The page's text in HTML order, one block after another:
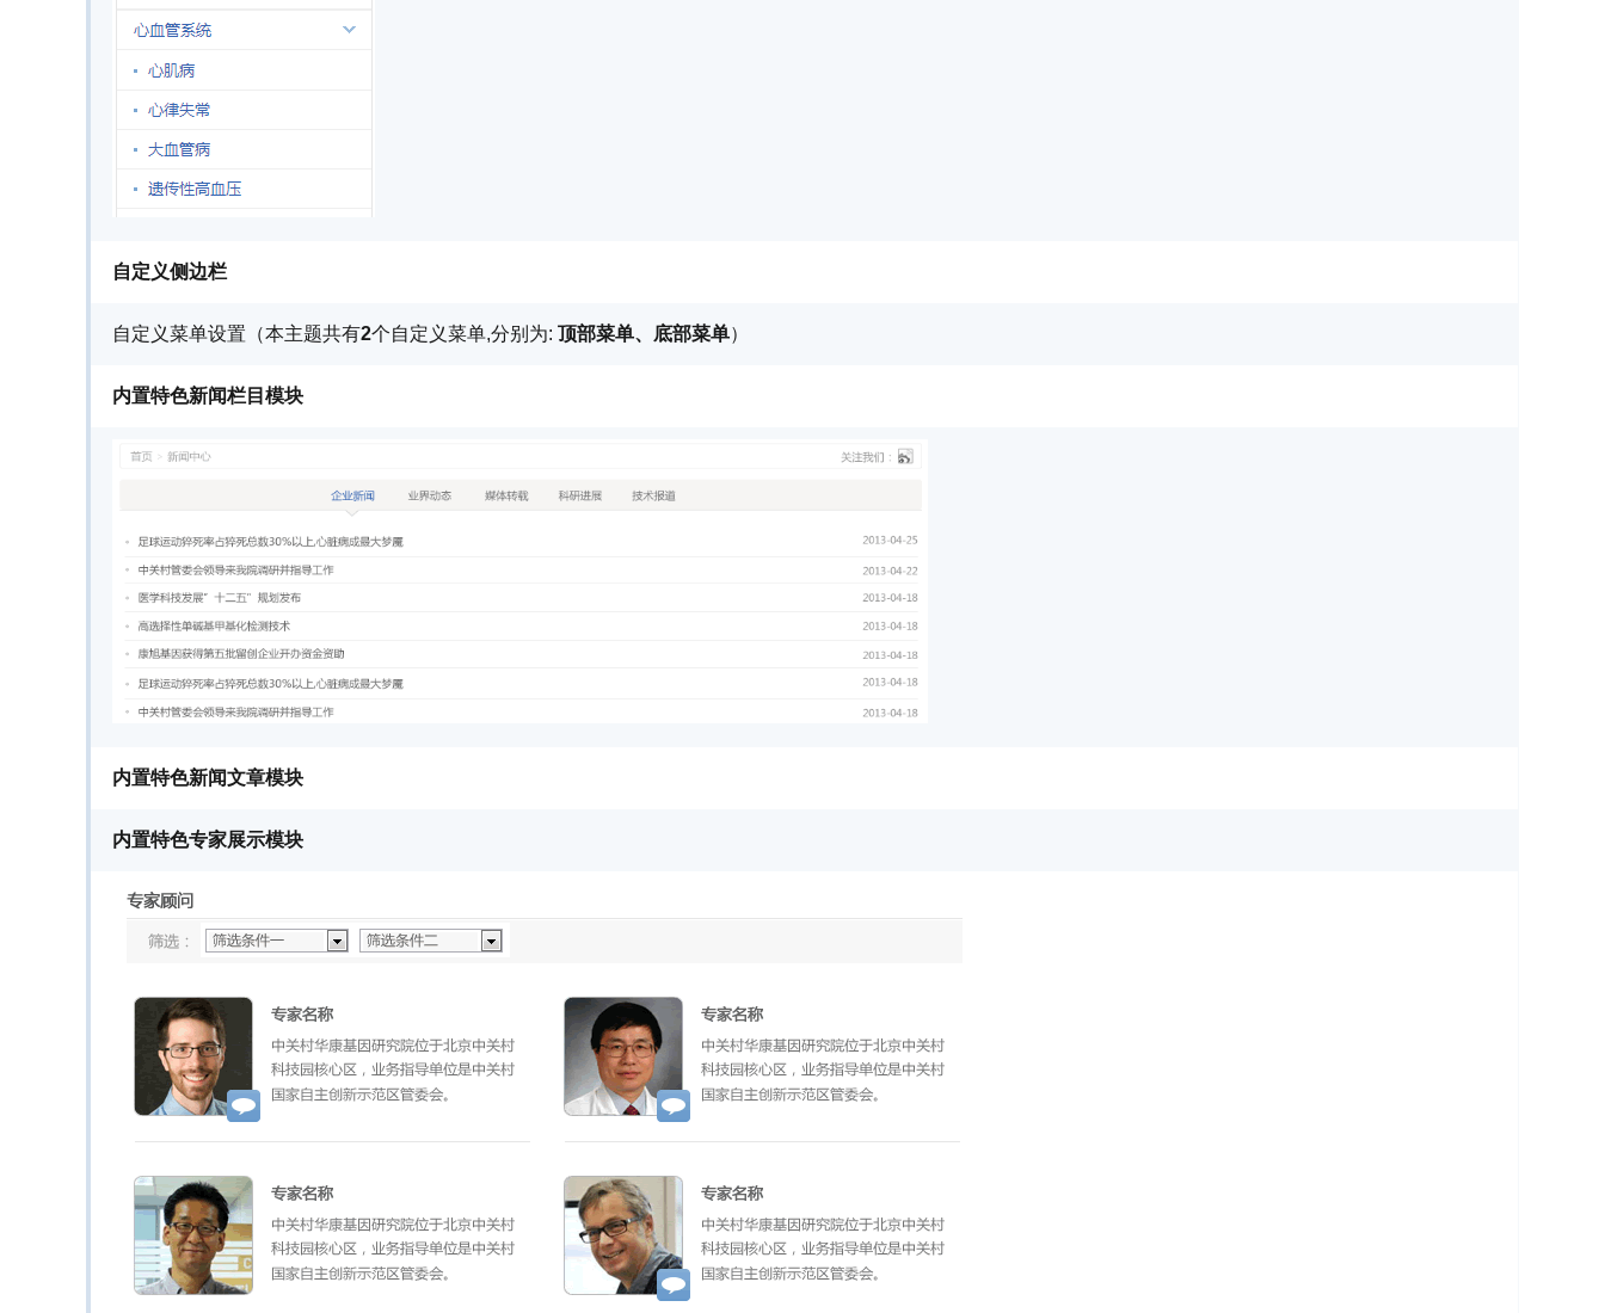
自定义侧边栏
自定义菜单设置（本主题共有2个自定义菜单,分别为: 顶部菜单、底部菜单）
内置特色新闻栏目模块
内置特色新闻文章模块
内置特色专家展示模块